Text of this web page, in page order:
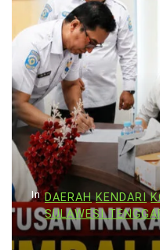
In DAERAH KENDARI
SULAWESI